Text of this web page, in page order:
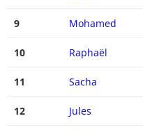
9 Mohamed
10 Raphaël
11 Sacha
12 Jules